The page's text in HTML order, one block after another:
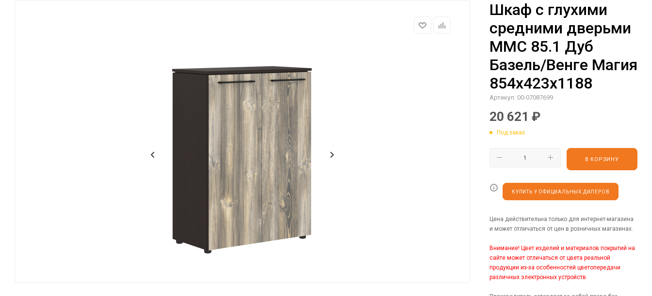
Шкаф с глухими
средними дверьми
MMC 85.1 Дуб
Базель/Венге Магия
854х423х1188
Артикул: 00-07087699
20 621 ₽
Под заказ
В КОРЗИНУ
КУПИТЬ У ОФИЦИАЛЬНЫХ ДИЛЕРОВ
Цена действительна только для интернет-магазина
и может отличаться от цен в розничных магазинах.
Внимание! Цвет изделий и материалов покрытий на
сайте может отличаться от цвета реальной
продукции из-за особенностей цветопередачи
различных электронных устройств.